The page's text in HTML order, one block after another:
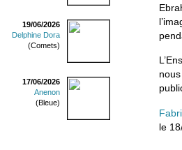
19/06/2026
Delphine Dora
(Comets)
17/06/2026
Anenon
(Bleue)
le